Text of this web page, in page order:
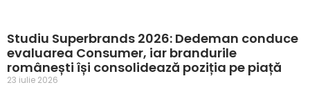
Studiu Superbrands 2026: Dedeman conduce
evaluarea Consumer, iar brandurile
românești își consolidează poziția pe piață
23 iulie 2026